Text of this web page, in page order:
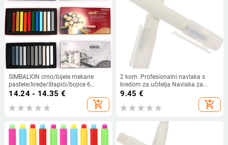
SIMBALION crno/bijele mekane
pastele/krede/štapići/bojice 6
kom/set Crtanje Skica
Razmazivanje/preklapajuće boje
Grafiti Neotrovno
14.24 - 14.35 €
add_shopping_cart
2 kom. Profesionalni navlaka s
kredom za učitelja Navlaka za
nastavnu stezaljku Držač
produžetka ploče Lagani plastični
držač za kopče
9.45 €
add_shopping_cart